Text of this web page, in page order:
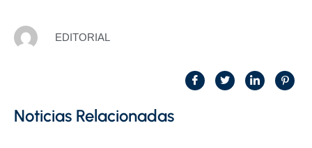
EDITORIAL
Noticias Relacionadas